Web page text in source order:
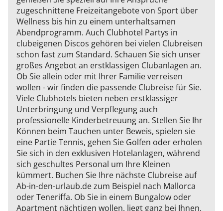
zugeschnittene Freizeitangebote von Sport über
Wellness bis hin zu einem unterhaltsamen
Abendprogramm. Auch Clubhotel Partys in
clubeigenen Discos gehören bei vielen Clubreisen
schon fast zum Standard. Schauen Sie sich unser
großes Angebot an erstklassigen Clubanlagen an.
Ob Sie allein oder mit Ihrer Familie verreisen
wollen - wir finden die passende Clubreise für Sie.
Viele Clubhotels bieten neben erstklassiger
Unterbringung und Verpflegung auch
professionelle Kinderbetreuung an. Stellen Sie Ihr
Können beim Tauchen unter Beweis, spielen sie
eine Partie Tennis, gehen Sie Golfen oder erholen
Sie sich in den exklusiven Hotelanlagen, während
sich geschultes Personal um Ihre Kleinen
kümmert. Buchen Sie Ihre nächste Clubreise auf
Ab-in-den-urlaub.de zum Beispiel nach Mallorca
oder Teneriffa. Ob Sie in einem Bungalow oder
Apartment nächtigen wollen, liegt ganz bei Ihnen.